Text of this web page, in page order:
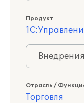
Продукт
Отрасль /
Торговля